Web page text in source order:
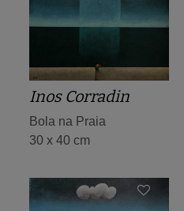
Inos Corradin
Bola na Praia
30 x 40 cm